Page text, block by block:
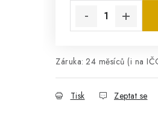
Záruka: 24 měsíců (i na
Tisk Zeptat se